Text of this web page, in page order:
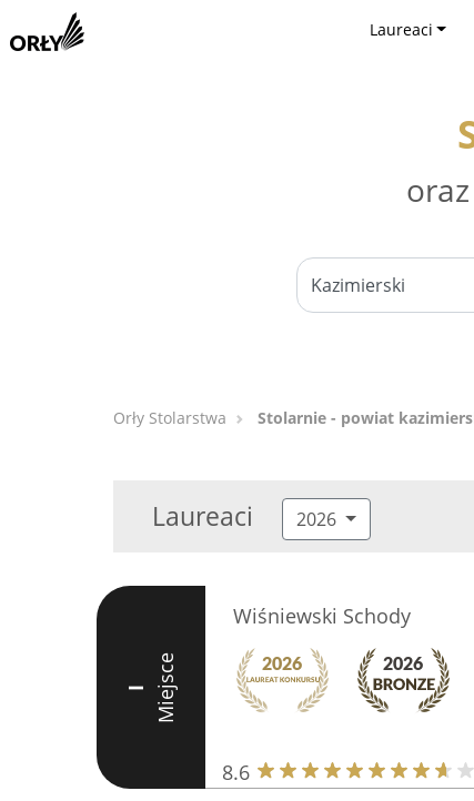
Laureaci
Orły Stolarstwa Stolarnie - powiat
Laureaci 2026
I Miejsce
Wiśniewski Schody
8.6